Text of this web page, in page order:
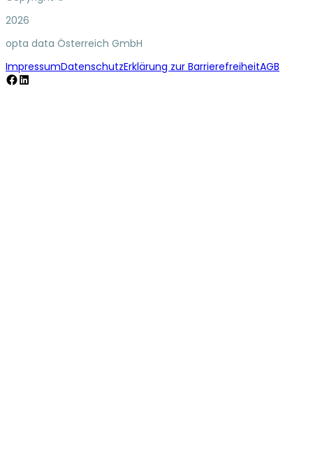
2026
opta data Österreich GmbH
ImpressumDatenschutzErklärung zur BarrierefreiheitAGB
Facebook